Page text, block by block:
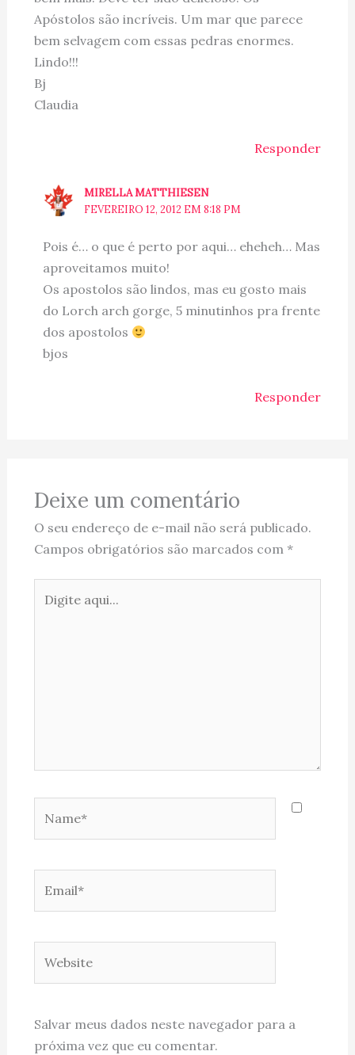
Apóstolos são incríveis. Um mar que parece
bem selvagem com essas pedras enormes.
Lindo!!!
Bj
Claudia
Responder
MIRELLA MATTHIESEN
FEVEREIRO 12, 2012 EM 8:18 PM
Pois é… o que é perto por aqui… eheheh… Mas
aproveitamos muito!
Os apostolos são lindos, mas eu gosto mais
do Lorch arch gorge, 5 minutinhos pra frente
dos apostolos
bjos
Responder
Deixe um comentário
O seu endereço de e-mail não será publicado.
Campos obrigatórios são marcados com *
aqui...
Salvar meus dados neste navegador para a
próxima vez que eu comentar.